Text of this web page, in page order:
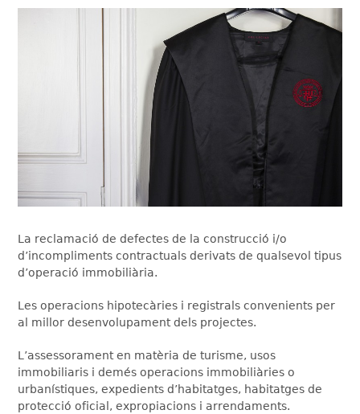
La reclamació de defectes de la construcció i/o
d’incompliments contractuals derivats de qualsevol tipus
d’operació immobiliària.
Les operacions hipotecàries i registrals convenients per
al millor desenvolupament dels projectes.
L’assessorament en matèria de turisme, usos
immobiliaris i demés operacions immobiliàries o
urbanístiques, expedients d’habitatges, habitatges de
protecció oficial, expropiacions i arrendaments.